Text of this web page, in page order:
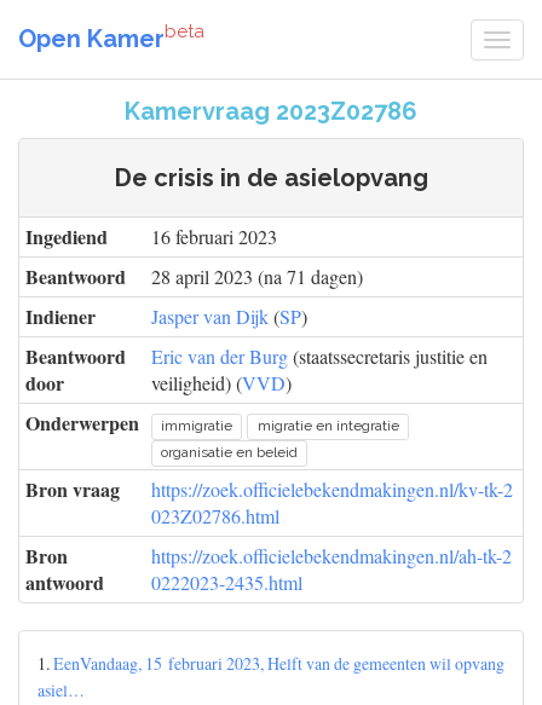
Open Kamerbeta
Kamervraag 2023Z02786
De crisis in de asielopvang
Ingediend 16 februari 2023
Beantwoord 28 april 2023 (na 71 dagen)
Indiener Jasper van Dijk(SP)
Beantwoord
door
Eric van der Burg(staatssecretaris justitie en
veiligheid) (VVD)
Onderwerpen immigratie
migratie en integratie
organisatie en beleid
Bron vraag
https://zoek.officielebekendmakingen.nl/kv-tk-2
023Z02786.html
Bron
antwoord
https://zoek.officielebekendmakingen.nl/ah-tk-2
0222023-2435.html
1.EenVandaag, 15 februari 2023, Helft van de gemeenten wil opvang
asiel…